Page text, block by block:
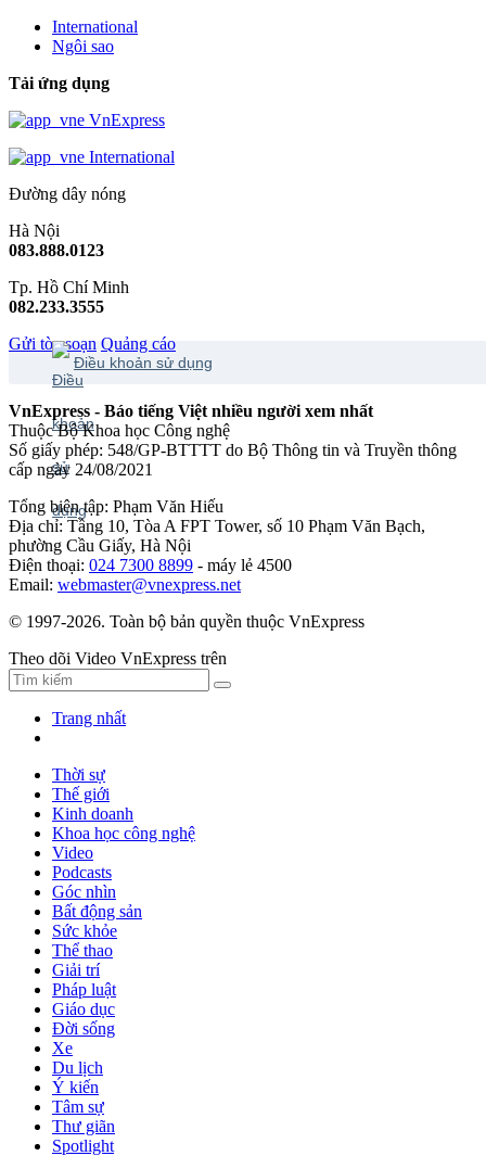
International
Ngôi sao
Tải ứng dụng
VnExpress
International
Đường dây nóng
Hà Nội
083.888.0123
Tp. Hồ Chí Minh
082.233.3555
Gửi tòa soạn Quảng cáo
Điều khoản sử dụng
VnExpress - Báo tiếng Việt nhiều người xem nhất
Thuộc Bộ Khoa học Công nghệ
Số giấy phép: 548/GP-BTTTT do Bộ Thông tin và Truyền thông
cấp ngày 24/08/2021
Tổng biên tập: Phạm Văn Hiếu
Địa chỉ: Tầng 10, Tòa A FPT Tower, số 10 Phạm Văn Bạch,
phường Cầu Giấy, Hà Nội
Điện thoại: 024 7300 8899 - máy lẻ 4500
Email: webmaster@vnexpress.net
© 1997-2026. Toàn bộ bản quyền thuộc VnExpress
Theo dõi Video VnExpress trên
Trang nhất
Thời sự
Thế giới
Kinh doanh
Khoa học công nghệ
Video
Podcasts
Góc nhìn
Bất động sản
Sức khỏe
Thể thao
Giải trí
Pháp luật
Giáo dục
Đời sống
Xe
Du lịch
Ý kiến
Tâm sự
Thư giãn
Spotlight